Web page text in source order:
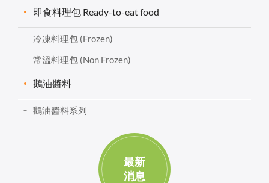
即食料理包 Ready-to-eat food
冷凍料理包 (Frozen)
常溫料理包 (Non Frozen)
鵝油醬料
鵝油醬料系列
最新
消息